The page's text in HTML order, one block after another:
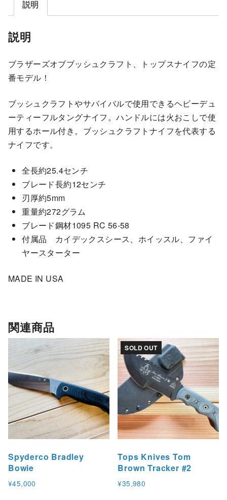
e
s
B
o
t
r
s
B
u
h
f
e
c
r
f
t
B
r
o
w
説明
説明
ブラザーズオブブッシュクラフト、トップスナイフの定
番モデル！
ブッシュクラフトやサバイバルで使用できるヘビーデュ
ーティーフルタングナイフ。ハンドルには火おこしで使
用するホール付き。ブッシュクラフトナイフを代表する
ナイフです。
全長約25.4センチ
ブレード長約12センチ
刃厚約5mm
重量約272グラム
ブレード鋼材1095 RC 56-58
付属品 カイデックスシース、ホイッスル、ファイ
ヤースターター
MADE IN USA
関連商品
Spyderco Bradley
Bowie
¥45,000
SOLD OUT
Tops Knives Tom
Brown Tracker #2
¥35,980